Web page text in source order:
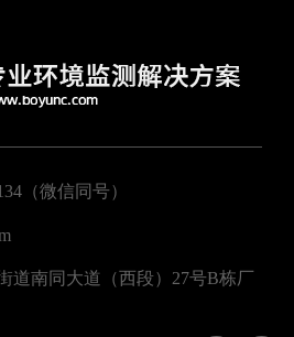
（微信同号）
道南同大道（西段）27号B栋厂